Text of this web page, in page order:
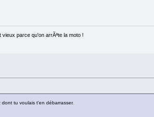
parce qu'on arrÃªte la moto !
tu voulais t'en débarrasser.